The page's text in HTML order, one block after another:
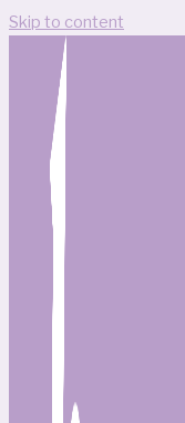
Skip to content